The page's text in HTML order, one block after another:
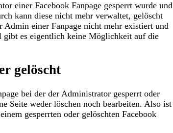
einer Facebook Fanpage gesperrt wurde und
kann diese nicht mehr verwaltet, gelöscht
Admin einer Fanpage nicht mehr existiert und
es eigentlich keine Möglichkeit auf die
gelöscht
bei der der Administrator gesperrt oder
Seite weder löschen noch bearbeiten. Also ist
gesperrten oder gelöschten Facebook